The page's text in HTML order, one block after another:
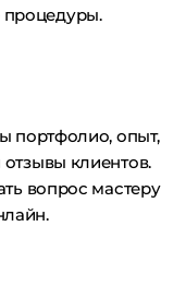
процедуры.
портфолио, опыт,
клиентов.
вопрос мастеру